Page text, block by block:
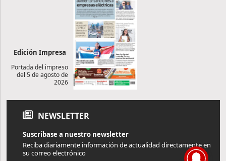
Edición Impresa
Portada del impreso
del 5 de agosto de
2026
NEWSLETTER
Suscríbase a nuestro newsletter
Reciba diariamente información de actualidad directamente en
su correo electrónico